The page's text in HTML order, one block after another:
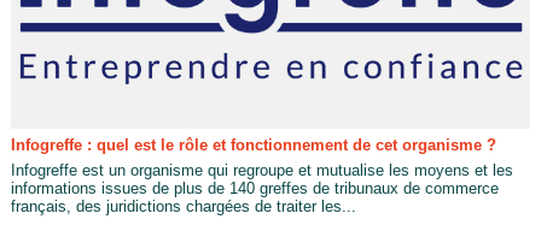
Infogreffe : quel est le rôle et fonctionnement de cet organisme ?
Infogreffe est un organisme qui regroupe et mutualise les moyens et les
informations issues de plus de 140 greffes de tribunaux de commerce
français, des juridictions chargées de traiter les...